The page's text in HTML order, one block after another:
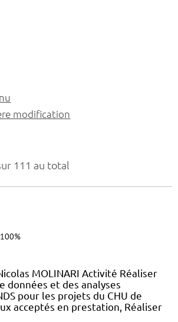
111 au total
100%
MOLINARI Activité Réaliser
données et des analyses
pour les projets du CHU de
acceptés en prestation, Réaliser
modification